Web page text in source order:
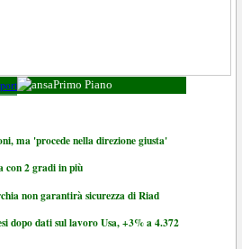
Primo Piano
ma 'procede nella direzione giusta'
con 2 gradi in più
non garantirà sicurezza di Riad
dopo dati sul lavoro Usa, +3% a 4.372